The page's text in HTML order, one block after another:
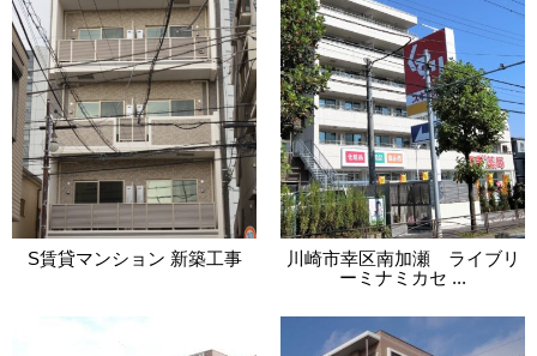
S賃貸マンション 新築工事
川崎市幸区南加瀬 ライブリ
ーミナミカセ ...